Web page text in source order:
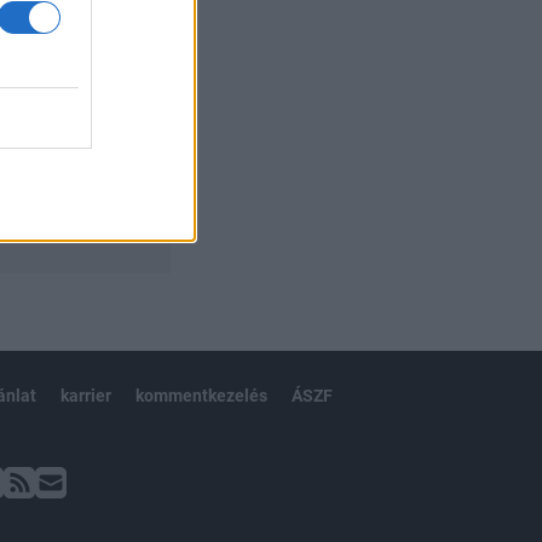
karrier kommentkezelés ÁSZF